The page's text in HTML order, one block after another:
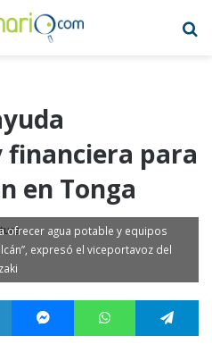
para
en Tonga
ofrecer agua potable y equipos
expresó el viceportavoz del
LinkedIn MessengerWhatsApp